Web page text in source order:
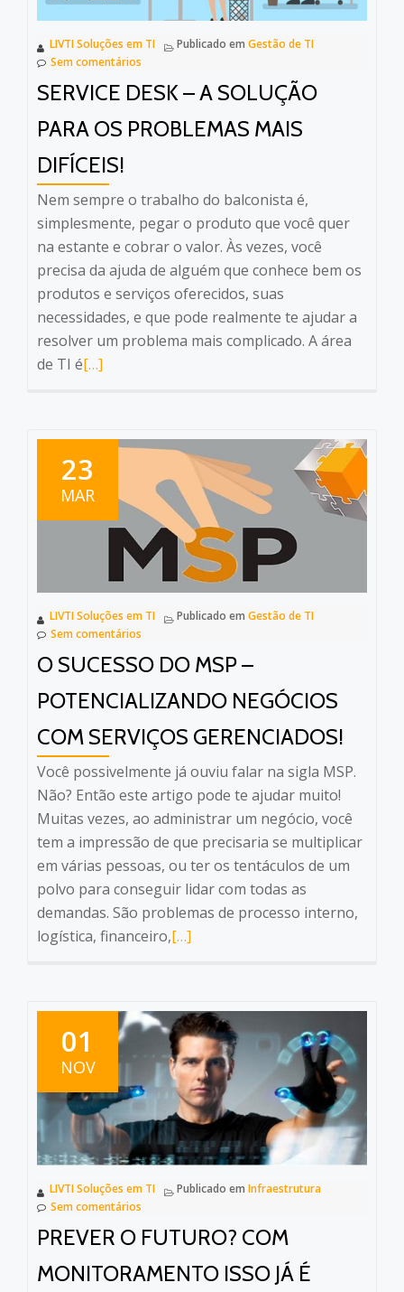
LIVTI Soluções em TI Publicado em Gestão de TI
Sem comentários
SERVICE DESK – A SOLUÇÃO
PARA OS PROBLEMAS MAIS
DIFÍCEIS!
Nem sempre o trabalho do balconista é,
simplesmente, pegar o produto que você quer
na estante e cobrar o valor. Às vezes, você
precisa da ajuda de alguém que conhece bem os
produtos e serviços oferecidos, suas
necessidades, e que pode realmente te ajudar a
resolver um problema mais complicado. A área
de TI éLeia
–
A
solução
para
problemas
mais
difíceis!
[…]
23
MAR
LIVTI Soluções em TI Publicado em Gestão de TI
Sem comentários
O SUCESSO DO MSP –
POTENCIALIZANDO NEGÓCIOS
COM SERVIÇOS GERENCIADOS!
Você possivelmente já ouviu falar na sigla MSP.
Não? Então este artigo pode te ajudar muito!
Muitas vezes, ao administrar um negócio, você
tem a impressão de que precisaria se multiplicar
em várias pessoas, ou ter os tentáculos de um
polvo para conseguir lidar com todas as
demandas. São problemas de processo interno,
logística, financeiro,Leia
do
MSP
–
Potencializando
negócios
com
serviços
gerenciados!
[…]
01
NOV
LIVTI Soluções em TI Publicado em Infraestrutura
Sem comentários
PREVER O FUTURO? COM
MONITORAMENTO ISSO JÁ É